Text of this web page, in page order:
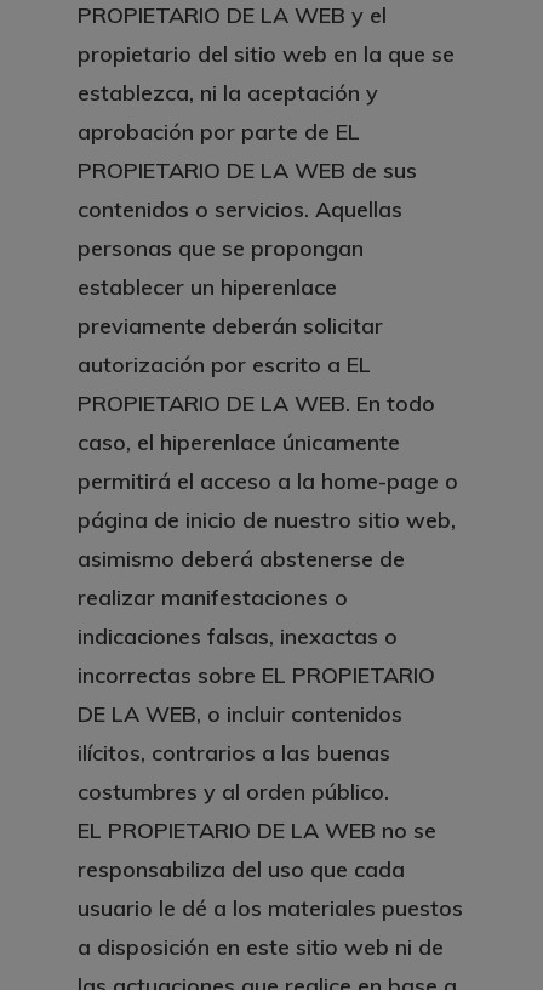
PROPIETARIO DE LA WEB y el
propietario del sitio web en la que se
establezca, ni la aceptación y
aprobación por parte de EL
PROPIETARIO DE LA WEB de sus
contenidos o servicios. Aquellas
personas que se propongan
establecer un hiperenlace
previamente deberán solicitar
autorización por escrito a EL
PROPIETARIO DE LA WEB. En todo
caso, el hiperenlace únicamente
permitirá el acceso a la home-page o
página de inicio de nuestro sitio web,
asimismo deberá abstenerse de
realizar manifestaciones o
indicaciones falsas, inexactas o
incorrectas sobre EL PROPIETARIO
DE LA WEB, o incluir contenidos
ilícitos, contrarios a las buenas
costumbres y al orden público.
EL PROPIETARIO DE LA WEB no se
responsabiliza del uso que cada
usuario le dé a los materiales puestos
a disposición en este sitio web ni de